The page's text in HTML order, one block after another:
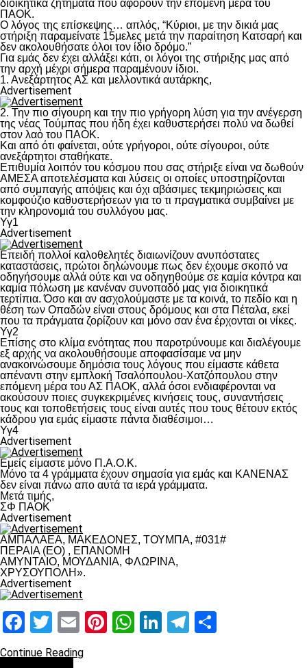
διοικητικά ζητήματα που αφορούν την επόμενη μέρα του
ΠΑΟΚ.
Ο λόγος της επίσκεψης… απλός, “Κύριοι, με την δικιά μας
στήριξη παραμείνατε 15μελες μετά την παραίτηση Κατσαρή και
δεν ακολουθήσατε όλοι τον ίδιο δρόμο.”
Για εμάς δεν έχει αλλάξει κάτι, οι λόγοι της στήριξης μας από
την αρχή μέχρι σήμερα παραμένουν ίδιοι.
1. Ανεξάρτητος ΑΣ και μελλοντικά αυτάρκης,
Advertisement
2. Την πιο σίγουρη και την πιο γρήγορη λύση για την ανέγερση
της νέας Τούμπας που ήδη έχει καθυστερήσει πολύ να δωθεί
στον λαό του ΠΑΟΚ.
Και από ότι φαίνεται, ούτε γρήγοροι, ούτε σίγουροι, ούτε
ανεξάρτητοι σταθήκατε.
Επιθυμία λοιπόν του κόσμου που σας στήριξε είναι να δωθούν
ΑΜΕΣΑ αποτελέσματα και λύσεις οι οποίες υποστηρίζονται
από συμπαγής απόψεις και όχι αβάσιμες τεκμηριώσεις και
κομφούζιο καθυστερήσεων για το τι πραγματικά συμβαίνει με
την κληρονομιά του συλλόγου μας.
Υγ1
Advertisement
Επειδή πολλοί καλοθελητές διαιωνίζουν ανυπόστατες
καταστάσεις, πρώτοι δηλώνουμε πως δεν έχουμε σκοπό να
οδηγήσουμε αλλά ούτε και να οδηγηθούμε σε καμία κόντρα και
καμία πόλωση με κανέναν συνοπαδό μας για διοικητικά
τερτίπια. Όσο και αν ασχολούμαστε με τα κοινά, το πεδίο και η
θέση των Οπαδών είναι στους δρόμους και στα Πέταλα, εκεί
που τα πράγματα ζορίζουν και μόνο σαν ένα έρχονται οι νίκες.
Υγ2
Επίσης στο κλίμα ενότητας που παροτρύνουμε και διαλέγουμε
εξ αρχής να ακολουθήσουμε αποφασίσαμε να μην
ανακοινώσουμε δημόσια τους λόγους που είμαστε κάθετα
απέναντι στην εμπλοκή Τσαλόπουλου-Χατζόπουλου στην
επόμενη μέρα του ΑΣ ΠΑΟΚ, αλλά όσοι ενδιαφέρονται να
ακούσουν ποιες συγκεκριμένες κινήσεις τους, συναντήσεις
τους και τοποθετήσεις τους είναι αυτές που τους θέτουν εκτός
κάδρου για εμάς είμαστε πάντα διαθέσιμοι…
Υγ4
Advertisement
Εμείς είμαστε μόνο Π.Α.Ο.Κ.
Μόνο τα 4 γράμματα έχουν σημασία για εμάς και ΚΑΝΕΝΑΣ
δεν είναι πάνω απο αυτά τα ιερά γράμματα.
Μετά τιμής,
ΣΦ ΠΑΟΚ
Advertisement
ΑΜΠΑΛΑΕΑ, ΜΑΚΕΔΟΝΕΣ, ΤΟΥΜΠΑ, #031#
ΠΕΡΑΙΑ (ΕΟ) , ΕΠΑΝΟΜΗ
ΑΜΥΝΤΑΙΟ, ΜΟΥΔΑΝΙΑ, ΦΛΩΡΙΝΑ,
ΧΡΥΣΟΥΠΟΛΗ».
Advertisement
Facebook
Twitter
EmailPinterest
WhatsApp
LinkedIn
Telegram
Continue Reading